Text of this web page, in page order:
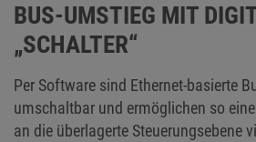
BUS-UMSTIEG MIT
„SCHALTER“
Per Software sind Ethernet-basierte
umschaltbar und ermöglichen so
an die überlagerte Steuerungsebene